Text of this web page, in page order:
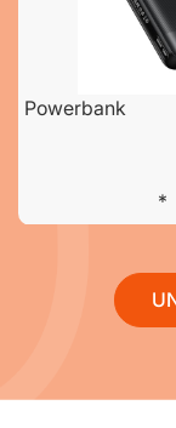
Powerbank